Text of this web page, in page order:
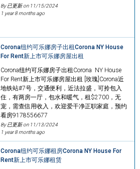
By 已更新 on 11/15/2024
1 year 8 months ago
Corona纽约可乐娜房子出租Corona NY House
For Rent新上市可乐娜房屋出租
Corona纽约可乐娜房子出租Corona NY House
For Rent新上市可乐娜房屋出租 [玫瑰]Corona近
地铁站#7号，交通便利，近法拉盛，可拎包入
住，有两房一厅，包水和暖气，租$2700，无
宠，需查信用收入，欢迎爱干净正职家庭，预约
看房9178556677
By 已更新 on 11/13/2024
1 year 8 months ago
Corona纽约可乐娜租房Corona NY House For
Rent新上市可乐娜租赁